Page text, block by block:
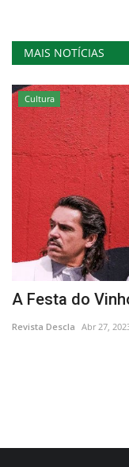
MAIS NOTÍCIAS
Cultura
A Festa do
Revista Descla Abr 27,